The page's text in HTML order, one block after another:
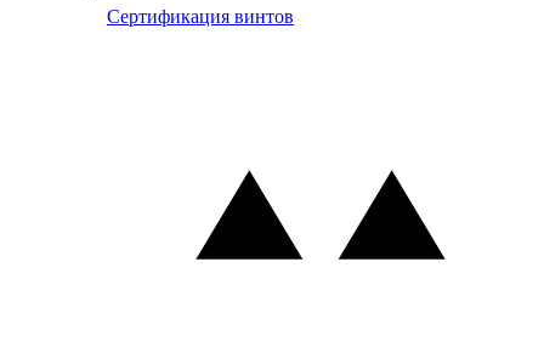
Сертификация винтов